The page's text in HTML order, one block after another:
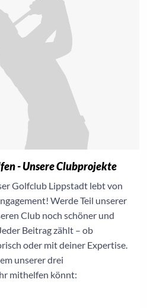
- Unsere Clubprojekte
Golfclub Lippstadt lebt von
Werde Teil unserer
Club noch schöner und
Beitrag zählt – ob
oder mit deiner Expertise.
unserer drei
mithelfen könnt: